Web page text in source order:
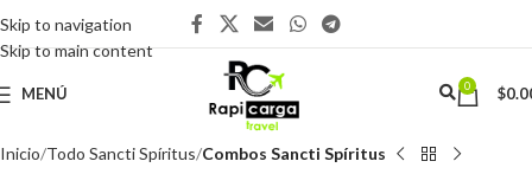
Skip to navigation
Skip to main content
MENÚ 0 $
Inicio Todo Sancti Spíritus Combos Sancti Spíritus